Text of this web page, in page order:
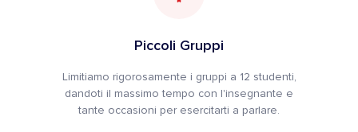
Piccoli Gruppi
Limitiamo rigorosamente i gruppi a 12 studenti,
dandoti il massimo tempo con l'insegnante e
tante occasioni per esercitarti a parlare.